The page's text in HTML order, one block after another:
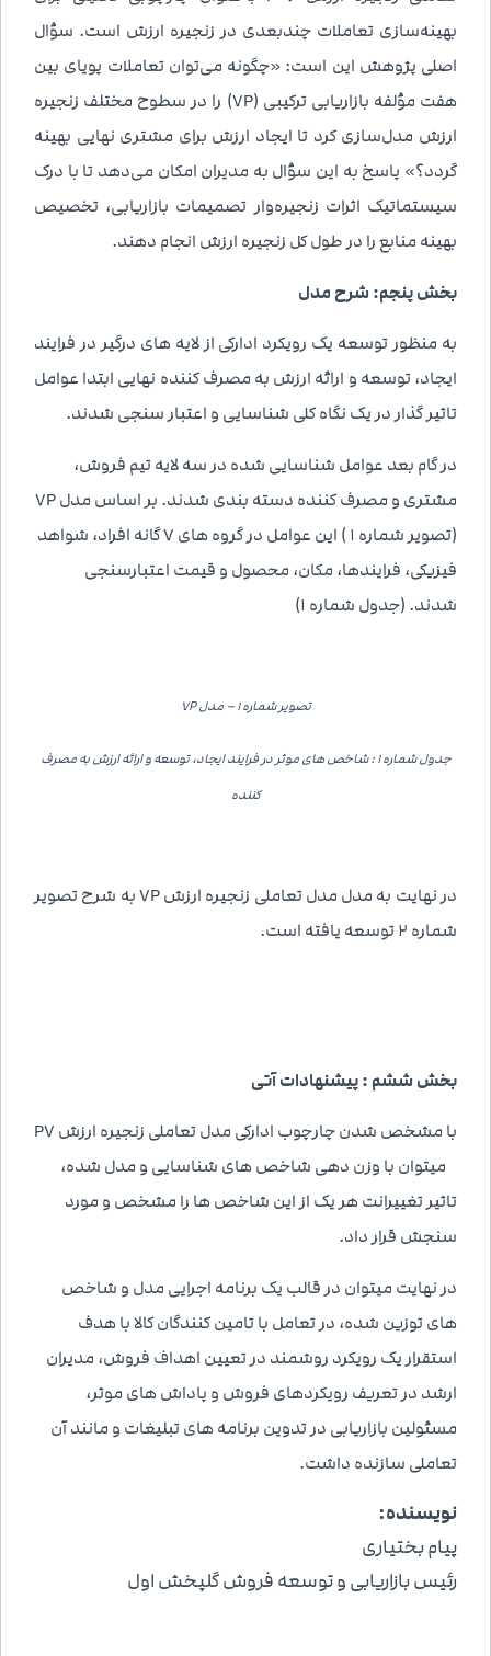
بهینه‌سازی تعاملات چندبعدی در زنجیره ارزش است. سؤال
اصلی پژوهش این است: «چگونه می‌توان تعاملات پویای بین
هفت مؤلفه بازاریابی ترکیبی (7P) را در سطوح مختلف زنجیره
ارزش مدل‌سازی کرد تا ایجاد ارزش برای مشتری نهایی بهینه
گردد؟» پاسخ به این سؤال به مدیران امکان می‌دهد تا با درک
سیستماتیک اثرات زنجیره‌وار تصمیمات بازاریابی، تخصیص
بهینه منابع را در طول کل زنجیره ارزش انجام دهند.
بخش پنجم: شرح مدل
به منظور توسعه یک رویکرد ادارکی از لایه های درگیر در فرایند
ایجاد، توسعه و ارائه ارزش به مصرف کننده نهایی ابتدا عوامل
تاثیر گذار در یک نگاه کلی شناسایی و اعتبار سنجی شدند.
در گام بعد عوامل شناسایی شده در سه لایه تیم فروش،
مشتری و مصرف کننده دسته بندی شدند. بر اساس مدل 7P
(تصویر شماره 1 ) این عوامل در گروه های 7 گانه افراد، شواهد
فیزیکی، فرایندها، مکان، محصول و قیمت اعتبارسنجی
شدند. (جدول شماره 1)
تصویر شماره 1 – مدل 7P
جدول شماره 1 : شاخص های موثر در فرایند ایجاد، توسعه و ارائه ارزش به مصرف
کننده
در نهایت به مدل مدل تعاملی زنجیره ارزش 7P به شرح تصویر
شماره 2 توسعه یافته است.
بخش ششم : پیشنهادات آتی
با مشخص شدن چارچوب ادارکی مدل تعاملی زنجیره ارزش P7
میتوان با وزن دهی شاخص های شناسایی و مدل شده،
تاثیر تغییرانت هر یک از این شاخص ها را مشخص و مورد
سنجش قرار داد.
در نهایت میتوان در قالب یک برنامه اجرایی مدل و شاخص
های توزین شده، در تعامل با تامین کنندگان کالا با هدف
استقرار یک رویکرد روشمند در تعیین اهداف فروش، مدیران
ارشد در تعریف رویکردهای فروش و پاداش های موثر،
مسئولین بازاریابی در تدوین برنامه های تبلیغات و مانند آن
تعاملی سازنده داشت.
نویسنده:
پیام بختیاری
رئیس بازاریابی و توسعه فروش گلپخش اول